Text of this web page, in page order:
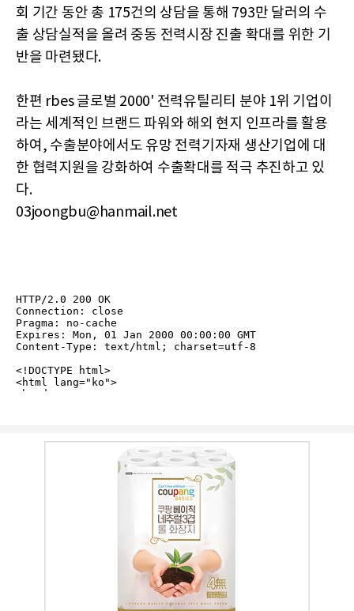
회 기간 동안 총 175건의 상담을 통해 793만 달러의 수
출 상담실적을 올려 중동 전력시장 진출 확대를 위한 기
반을 마련됐다.
한편 rbes 글로벌 2000' 전력유틸리티 분야 1위 기업이
라는 세계적인 브랜드 파워와 해외 현지 인프라를 활용
하여, 수출분야에서도 유망 전력기자재 생산기업에 대
한 협력지원을 강화하여 수출확대를 적극 추진하고 있
다.
03joongbu@hanmail.net